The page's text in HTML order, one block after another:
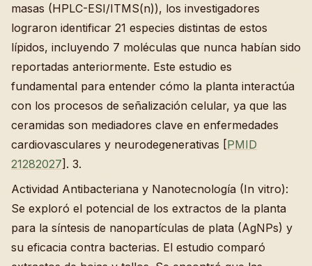
masas (HPLC-ESI/ITMS(n)), los investigadores
lograron identificar 21 especies distintas de estos
lípidos, incluyendo 7 moléculas que nunca habían sido
reportadas anteriormente. Este estudio es
fundamental para entender cómo la planta interactúa
con los procesos de señalización celular, ya que las
ceramidas son mediadores clave en enfermedades
cardiovasculares y neurodegenerativas [PMID
21282027]. 3.
Actividad Antibacteriana y Nanotecnología (In vitro):
Se exploró el potencial de los extractos de la planta
para la síntesis de nanopartículas de plata (AgNPs) y
su eficacia contra bacterias. El estudio comparó